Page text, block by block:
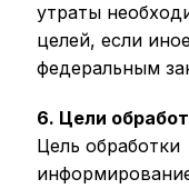
утраты
целей, если
федеральным
6. Цели
Цель обработки